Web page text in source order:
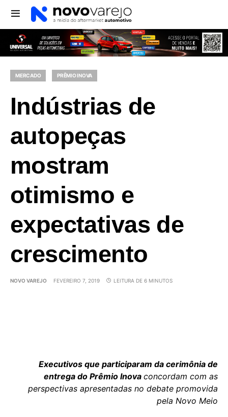
MERCADO PRÊMIO INOVA
Indústrias de
autopeças
mostram
otimismo e
expectativas de
crescimento
NOVO VAREJO FEVEREIRO 7, 2019 LEITURA DE 6 MINUTOS
Executivos que participaram da cerimônia de
entrega do Prêmio Inova concordam com as
perspectivas apresentadas no debate promovida
pela Novo Meio